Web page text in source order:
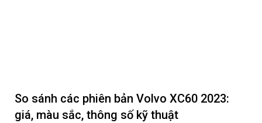
So sánh các phiên bản Volvo XC60 2023:
giá, màu sắc, thông số kỹ thuật